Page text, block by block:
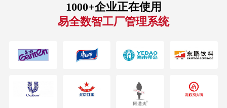
1000+企业正在使用
易全数智工厂管理系统